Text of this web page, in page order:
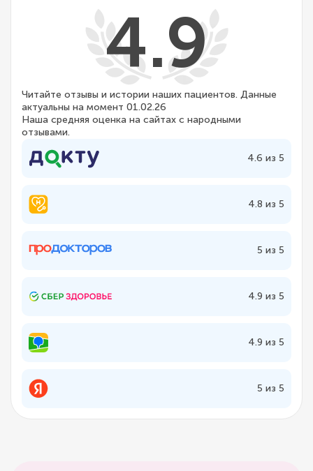
4.9
Читайте отзывы и истории наших пациентов. Данные
актуальны на момент 01.02.26
Наша средняя оценка на сайтах с народными
отзывами.
4.6 из 5
4.8 из 5
5 из 5
4.9 из 5
4.9 из 5
5 из 5